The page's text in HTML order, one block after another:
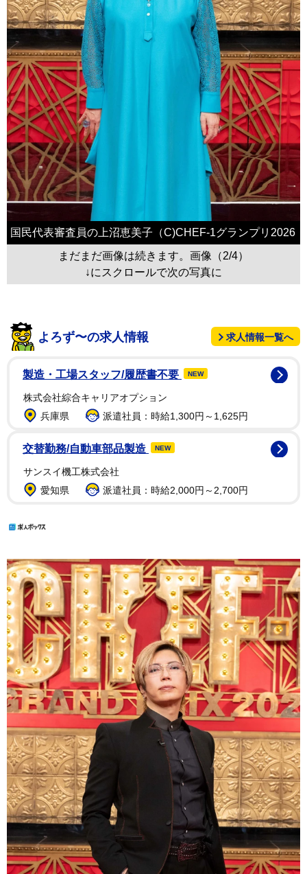
国民代表審査員の上沼恵美子（C)CHEF-1グランプリ2026
まだまだ画像は続きます。画像（2/4）
↓にスクロールで次の写真に
よろず〜の求人情報 求人情報一覧へ
製造・工場スタッフ/履歴書不要 NEW
株式会社綜合キャリアオプション
兵庫県
派遣社員：時給1,300円～1,625円
交替勤務/自動車部品製造 NEW
サンスイ機工株式会社
愛知県
派遣社員：時給2,000円～2,700円